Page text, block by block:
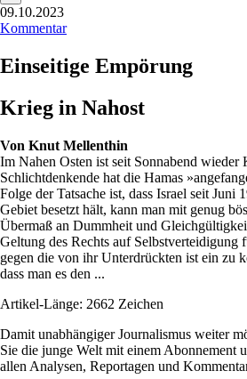
09.10.2023
Kommentar
Einseitige Empörung
Krieg in Nahost
Von Knut Mellenthin
Im Nahen Osten ist seit Sonnabend wieder
Schlichtdenkende hat die Hamas
Folge der Tatsache ist, dass Israel seit Juni
Gebiet besetzt hält, kann man mit genug
Übermaß an Dummheit und
Geltung des Rechts auf Selbstverteidigung
gegen die von ihr Unterdrückten ist ein zu
dass man es den ...
Artikel-Länge: 2662 Zeichen
Damit unabhängiger Journalismus weiter
Sie die junge Welt mit einem Abonnement
allen Analysen, Reportagen und